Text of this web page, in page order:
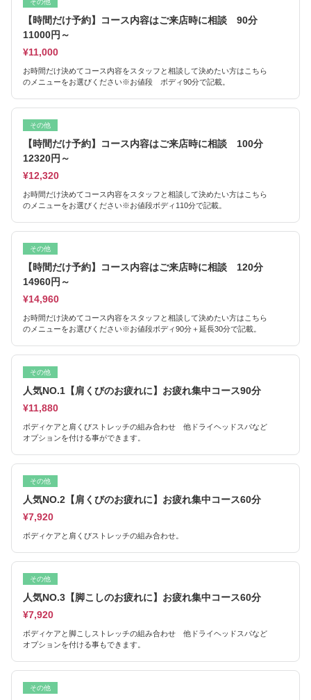
その他
【時間だけ予約】コース内容はご来店時に相談 90分
11000円～
¥11,000
お時間だけ決めてコース内容をスタッフと相談して決めたい方はこちら
のメニューをお選びください※お値段 ボディ90分で記載。
その他
【時間だけ予約】コース内容はご来店時に相談 100分
12320円～
¥12,320
お時間だけ決めてコース内容をスタッフと相談して決めたい方はこちら
のメニューをお選びください※お値段ボディ110分で記載。
その他
【時間だけ予約】コース内容はご来店時に相談 120分
14960円～
¥14,960
お時間だけ決めてコース内容をスタッフと相談して決めたい方はこちら
のメニューをお選びください※お値段ボディ90分＋延長30分で記載。
その他
人気NO.1【肩くびのお疲れに】お疲れ集中コース90分
¥11,880
ボディケアと肩くびストレッチの組み合わせ 他ドライヘッドスパなど
オプションを付ける事ができます。
その他
人気NO.2【肩くびのお疲れに】お疲れ集中コース60分
¥7,920
ボディケアと肩くびストレッチの組み合わせ。
その他
人気NO.3【脚こしのお疲れに】お疲れ集中コース60分
¥7,920
ボディケアと脚こしストレッチの組み合わせ 他ドライヘッドスパなど
オプションを付ける事もできます。
その他